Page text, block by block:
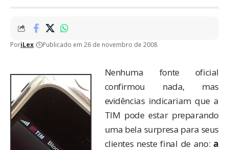
PoriLex Publicado em 26 de novembro de 2008
Nenhuma fonte oficial
confirmou nada, mas
evidências indicariam que a
TIM pode estar preparando
uma bela surpresa para seus
clientes neste final de ano: a